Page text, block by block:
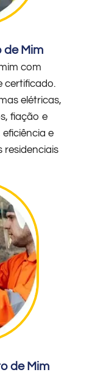
de Mim
com
certificado.
elétricas,
fiação e
e
residenciais
de Mim